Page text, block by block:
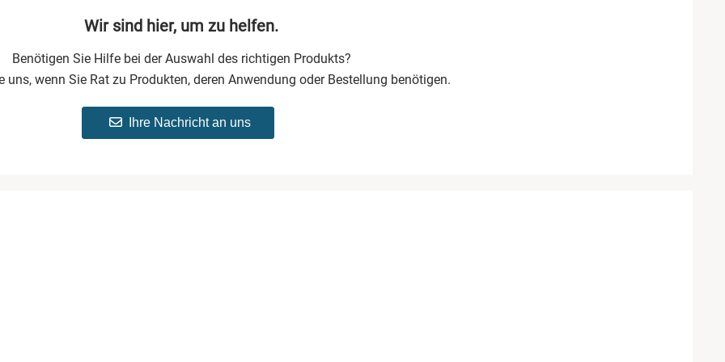
Verschmutzungen haben,
Wir sind hier, um zu helfen.
Benötigen Sie Hilfe bei der Auswahl des richtigen Produkts?
uns, wenn Sie Rat zu Produkten, deren Anwendung oder Bestellung benötigen.
Ihre Nachricht an uns